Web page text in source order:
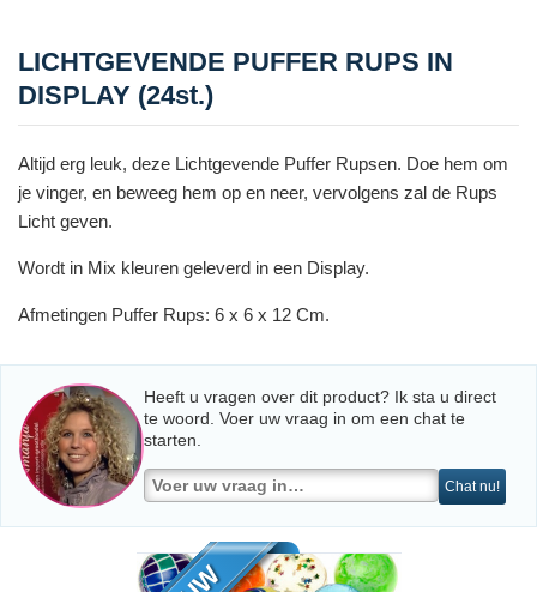
LICHTGEVENDE PUFFER RUPS IN
DISPLAY (24st.)
Altijd erg leuk, deze Lichtgevende Puffer Rupsen. Doe hem om
je vinger, en beweeg hem op en neer, vervolgens zal de Rups
Licht geven.
Wordt in Mix kleuren geleverd in een Display.
Afmetingen Puffer Rups: 6 x 6 x 12 Cm.
Heeft u vragen over dit product? Ik sta u direct
te woord. Voer uw vraag in om een chat te
starten.
Chat nu!